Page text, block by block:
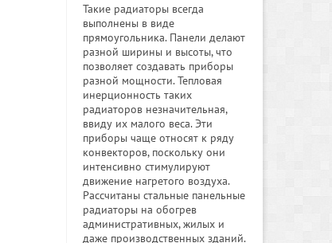
Такие радиаторы всегда
выполнены в виде
прямоугольника. Панели делают
разной ширины и высоты, что
позволяет создавать приборы
разной мощности. Тепловая
инерционность таких
радиаторов незначительная,
ввиду их малого веса. Эти
приборы чаще относят к ряду
конвекторов, поскольку они
интенсивно стимулируют
движение нагретого воздуха.
Рассчитаны стальные панельные
радиаторы на обогрев
административных, жилых и
даже производственных зданий.